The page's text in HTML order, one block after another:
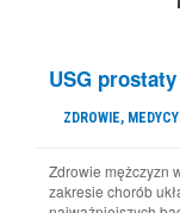
USG
ZDROWIE,
Zdrowie mężczyzn
zakresie chorób